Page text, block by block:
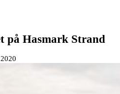
på Hasmark Strand